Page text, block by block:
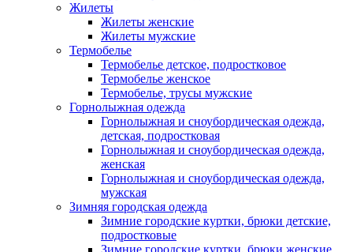
Жилеты
Жилеты женские
Жилеты мужские
Термобелье
Термобелье детское, подростковое
Термобелье женское
Термобелье, трусы мужские
Горнолыжная одежда
Горнолыжная и сноубордическая одежда,
детская, подростковая
Горнолыжная и сноубордическая одежда,
женская
Горнолыжная и сноубордическая одежда,
мужская
Зимняя городская одежда
Зимние городские куртки, брюки детские,
подростковые